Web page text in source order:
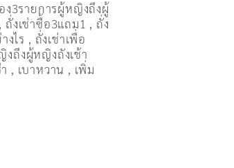
ง3รายการผู้หญิงถึงผู้
, ถั่งเช่าซื้อ3แถม1 , ถั่ง
งไร , ถั่งเช่าเพื่อ
งถึงผู้หญิงถังเช้า
, เบาหวาน , เพิ่ม